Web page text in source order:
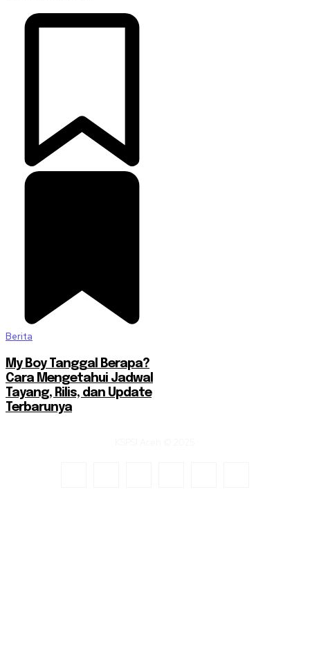
Berita
My Boy Tanggal Berapa?
Cara Mengetahui Jadwal
Tayang, Rilis, dan Update
Terbarunya